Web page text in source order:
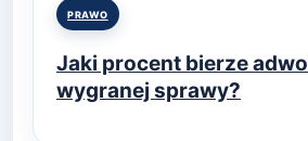
Posted
PRAWO
Jaki procent bierze
wygranej sprawy?